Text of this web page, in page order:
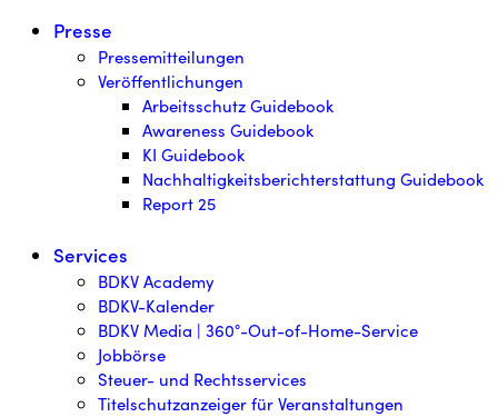
Presse
Pressemitteilungen
Veröffentlichungen
Arbeitsschutz Guidebook
Awareness Guidebook
KI Guidebook
Nachhaltigkeitsberichterstattung Guidebook
Report 25
Services
BDKV Academy
BDKV-Kalender
BDKV Media | 360°-Out-of-Home-Service
Jobbörse
Steuer- und Rechtsservices
Titelschutzanzeiger für Veranstaltungen